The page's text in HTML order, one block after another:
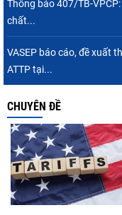
Thông báo 407/TB-
chất...
VASEP báo cáo, đề xuất
ATTP tại...
CHUYÊN ĐỀ